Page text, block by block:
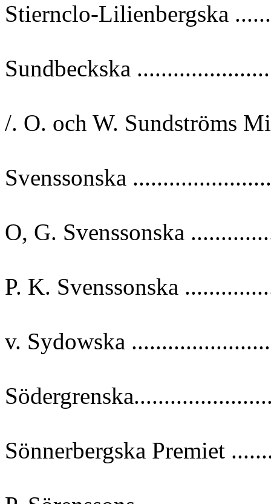
Stiernclo-Lilienbergska
Sundbeckska
/. O. och W. Sundströms
Svenssonska
O, G. Svenssonska
P. K. Svenssonska
v. Sydowska
Sönnerbergska Premiet